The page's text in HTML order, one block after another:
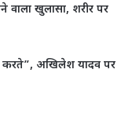
वाला खुलासा, शरीर पर
करते”, अखिलेश यादव पर